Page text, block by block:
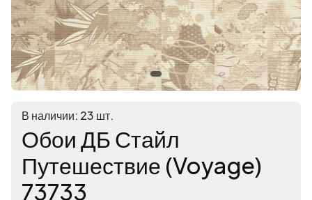
В наличии: 23 шт.
Обои ДБ Стайл
Путешествие (Voyage)
73733